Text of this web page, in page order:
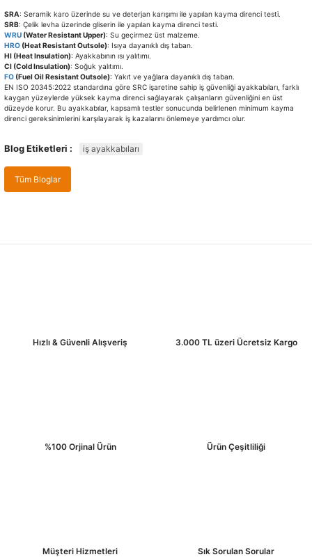
SRA: Seramik karo üzerinde su ve deterjan karışımı ile yapılan kayma direnci testi.
SRB: Çelik levha üzerinde gliserin ile yapılan kayma direnci testi.
WRU (Water Resistant Upper): Su geçirmez üst malzeme.
HRO (Heat Resistant Outsole): Isıya dayanıklı dış taban.
HI (Heat Insulation): Ayakkabının ısı yalıtımı.
CI (Cold Insulation): Soğuk yalıtımı.
FO (Fuel Oil Resistant Outsole): Yakıt ve yağlara dayanıklı dış taban.
EN ISO 20345:2022 standardına göre SRC işaretine sahip iş güvenliği ayakkabıları, farklı
kaygan yüzeylerde yüksek kayma direnci sağlayarak çalışanların güvenliğini en üst
düzeyde korur. Bu ayakkabılar, kapsamlı testler sonucunda belirlenen minimum kayma
direnci gereksinimlerini karşılayarak iş kazalarını önlemeye yardımcı olur.
Blog Etiketleri : iş ayakkabıları
Tüm Bloglar
Hızlı & Güvenli Alışveriş 3.000 TL üzeri Ücretsiz Kargo
%100 Orjinal Ürün Ürün Çeşitliliği
Müşteri Hizmetleri Sık Sorulan Sorular